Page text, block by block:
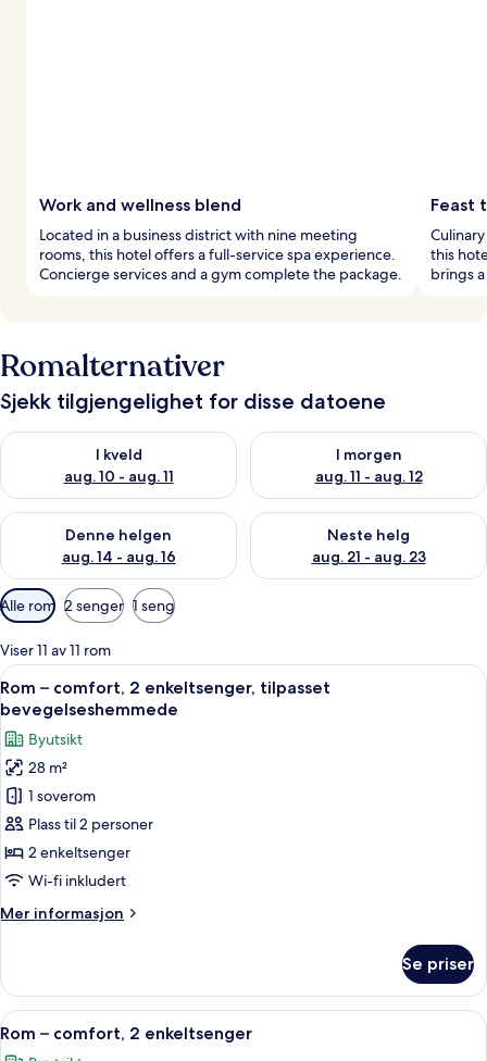
Work and wellness blend
Located in a business district with nine meeting
rooms, this hotel offers a full-service spa experience.
Concierge services and a gym complete the package.
Feast
this
brings
Romalternativer
Sjekk tilgjengelighet for disse datoene
I kveld
aug. 10 - aug. 11
Sjekk tilgjengelighet for i kveld, aug. 10 - aug. 11
I morgen
aug. 11 - aug. 12
Sjekk tilgjengelighet for i
Denne helgen
aug. 14 - aug. 16
Sjekk tilgjengelighet for denne helgen, aug. 14 - aug. 16
Neste helg
aug. 21 - aug. 23
Sjekk tilgjengelighet for
Tilgjengelige
filtre
for
rom
Alle rom 2 senger 1 seng
Viser 11 av 11 rom
Åpne
alle
bildene
av
Rom
–
comfort,
2
enkeltsenger,
bevegelseshemmede
Rom – comfort, 2 enkeltsenger,
7
Rom – comfort, 2 enkeltsenger, tilpasset
bevegelseshemmede
Byutsikt
28 m²
1 soverom
Plass til 2 personer
2 enkeltsenger
Wi-fi inkludert
Mer informasjon
Mer
–
comfort,
2
Se priser
Åpne
alle
Rom – comfort, 2 enkeltsenger |
8
Rom – comfort, 2 enkeltsenger